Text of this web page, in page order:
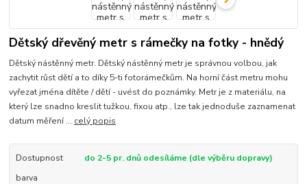
Dětský dřevěný metr s rámečky na fotky - hnědý
Dětský nástěnný metr. Dětský nástěnný metr je správnou volbou, jak
zachytit růst dětí a to díky 5-ti fotorámečkům. Na horní část metru mohu
vyřezat jména dítěte / dětí - uvést do poznámky. Metr je z materiálu, na
který lze snadno kreslit tužkou, fixou atp., lze tak jednoduše zaznamenat
datum měření ... celý popis
Dostupnost
do 2-5 pr. dnů odesíláme (dle výběru dopravy)
barva